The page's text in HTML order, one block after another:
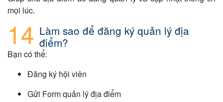
mọi lúc.
Làm sao để đăng ký quản lý địa
điểm?
Bạn có thể:
Đăng ký hội viên
Gửi Form quản lý địa điểm